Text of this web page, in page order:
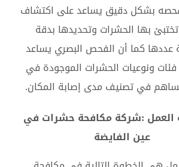
بشكل دقيق يساعد على اكتشاف
تختبئ بها الحشرات وتحديدها بدقة
كما أن الفحص البصري يساعد
ونوعيات الحشرات الموجودة في
في تصنيف مدى إصابة المكان.
:شركة مكافحة حشرات في
عين الفايضة